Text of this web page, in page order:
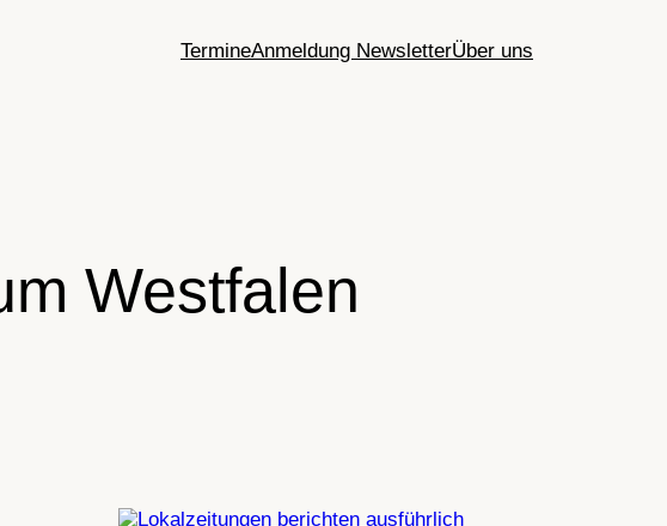
TermineAnmeldung NewsletterÜber uns
Westfalen